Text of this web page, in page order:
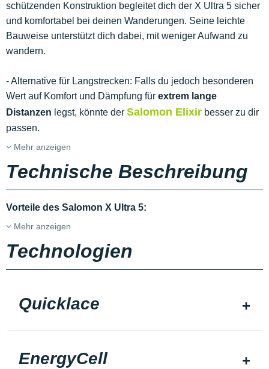
schützenden Konstruktion begleitet dich der X Ultra 5 sicher
und komfortabel bei deinen Wanderungen. Seine leichte
Bauweise unterstützt dich dabei, mit weniger Aufwand zu
wandern.
- Alternative für Langstrecken: Falls du jedoch besonderen
Wert auf Komfort und Dämpfung für extrem lange
Distanzen legst, könnte der Salomon Elixir besser zu dir
passen.
Mehr anzeigen
Technische Beschreibung
Vorteile des Salomon X Ultra 5:
Mehr anzeigen
Technologien
Quicklace
EnergyCell